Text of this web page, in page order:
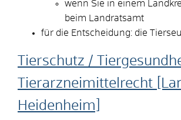
wenn Sie in einem
beim Landratsamt
für die Entscheidung: die
Tierschutz /
Tierarzneimittelrecht
Heidenheim]